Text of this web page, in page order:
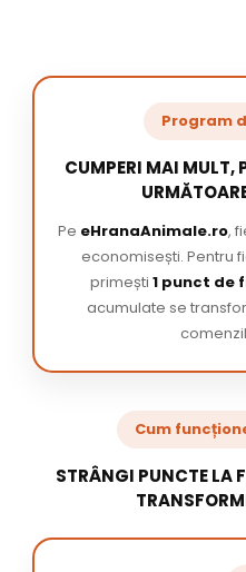
Program
CUMPERI MAI MULT,
Pe eHranaAnimale.ro,
economisești. Pentru
primești 1 punct de
acumulate se
Cum
STRÂNGI PUNCTE LA